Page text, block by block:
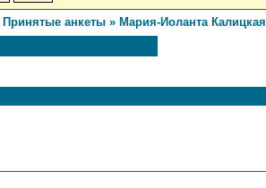
Принятые анкеты » Мария-Иоланта Калицкая